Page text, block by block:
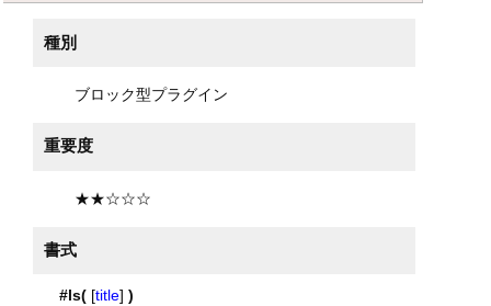
種別
ブロック型プラグイン
重要度
★★☆☆☆
書式
#ls([title] )